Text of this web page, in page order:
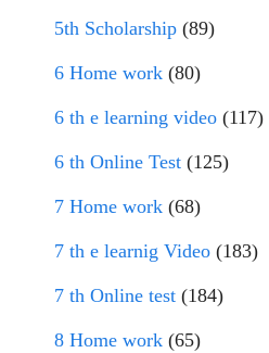
5th Scholarship (89)
6 Home work (80)
6 th e learning video (117)
6 th Online Test (125)
7 Home work (68)
7 th e learnig Video (183)
7 th Online test (184)
8 Home work (65)